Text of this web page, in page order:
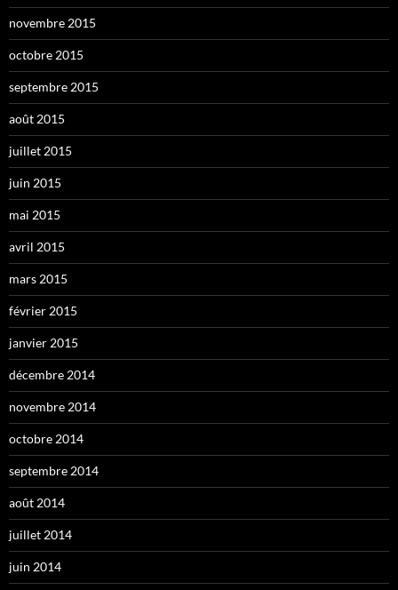
novembre 2015
octobre 2015
septembre 2015
août 2015
juillet 2015
juin 2015
mai 2015
avril 2015
mars 2015
février 2015
janvier 2015
décembre 2014
novembre 2014
octobre 2014
septembre 2014
août 2014
juillet 2014
juin 2014